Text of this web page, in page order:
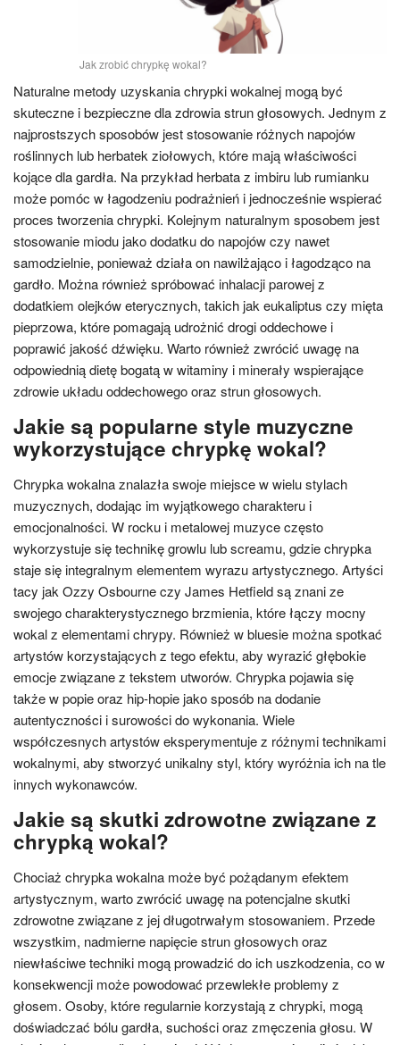
Jak zrobić chrypkę wokal?
Naturalne metody uzyskania chrypki wokalnej mogą być
skuteczne i bezpieczne dla zdrowia strun głosowych. Jednym z
najprostszych sposobów jest stosowanie różnych napojów
roślinnych lub herbatek ziołowych, które mają właściwości
kojące dla gardła. Na przykład herbata z imbiru lub rumianku
może pomóc w łagodzeniu podrażnień i jednocześnie wspierać
proces tworzenia chrypki. Kolejnym naturalnym sposobem jest
stosowanie miodu jako dodatku do napojów czy nawet
samodzielnie, ponieważ działa on nawilżająco i łagodząco na
gardło. Można również spróbować inhalacji parowej z
dodatkiem olejków eterycznych, takich jak eukaliptus czy mięta
pieprzowa, które pomagają udrożnić drogi oddechowe i
poprawić jakość dźwięku. Warto również zwrócić uwagę na
odpowiednią dietę bogatą w witaminy i minerały wspierające
zdrowie układu oddechowego oraz strun głosowych.
Jakie są popularne style muzyczne
wykorzystujące chrypkę wokal?
Chrypka wokalna znalazła swoje miejsce w wielu stylach
muzycznych, dodając im wyjątkowego charakteru i
emocjonalności. W rocku i metalowej muzyce często
wykorzystuje się technikę growlu lub screamu, gdzie chrypka
staje się integralnym elementem wyrazu artystycznego. Artyści
tacy jak Ozzy Osbourne czy James Hetfield są znani ze
swojego charakterystycznego brzmienia, które łączy mocny
wokal z elementami chrypy. Również w bluesie można spotkać
artystów korzystających z tego efektu, aby wyrazić głębokie
emocje związane z tekstem utworów. Chrypka pojawia się
także w popie oraz hip-hopie jako sposób na dodanie
autentyczności i surowości do wykonania. Wiele
współczesnych artystów eksperymentuje z różnymi technikami
wokalnymi, aby stworzyć unikalny styl, który wyróżnia ich na tle
innych wykonawców.
Jakie są skutki zdrowotne związane z
chrypką wokal?
Chociaż chrypka wokalna może być pożądanym efektem
artystycznym, warto zwrócić uwagę na potencjalne skutki
zdrowotne związane z jej długotrwałym stosowaniem. Przede
wszystkim, nadmierne napięcie strun głosowych oraz
niewłaściwe techniki mogą prowadzić do ich uszkodzenia, co w
konsekwencji może powodować przewlekłe problemy z
głosem. Osoby, które regularnie korzystają z chrypki, mogą
doświadczać bólu gardła, suchości oraz zmęczenia głosu. W